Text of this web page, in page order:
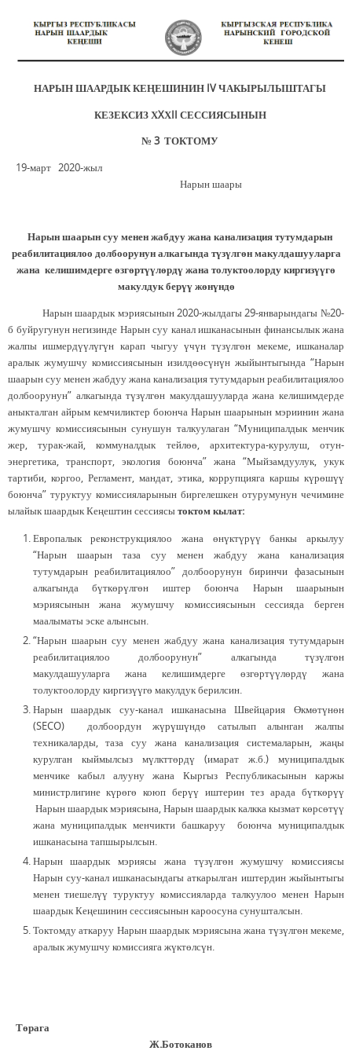
НАРЫН ШААРДЫК КЕҢЕШИНИН IVЧАКЫРЫЛЫШТАГЫ
КЕЗЕКСИЗ ХXХII СЕССИЯСЫНЫН
№ 3 ТОКТОМУ
19-март 2020-жыл
Нарын шаары
Нарыншаарынсуу менен жабдуу жана канализация тутумдарын
реабилитациялоо долбоорунуналкагында түзүлгөн макулдашууларга
жана келишимдерге өзгөртүүлөрдү жана толуктоолорду киргизүүгө
макулдук берүүжөнүндө
Нарын шаардык мэриясынын 2020-жылдагы 29-январындагы №20-
б буйругунун негизинде Нарын суу канал ишканасынын финансылык жана
жалпы ишмердүүлүгүн карап чыгуу үчүн түзүлгөн мекеме, ишканалар
аралык жумушчу комиссиясынын изилдөөсүнүн жыйынтыгында “Нарын
шаарын суу менен жабдуу жана канализация тутумдарын реабилитациялоо
долбоорунун” алкагында түзүлгөн макулдашууларда жана келишимдерде
аныкталган айрым кемчиликтер боюнча Нарын шаарынын мэриинин жана
жумушчу комиссиясынын сунушун талкуулаган “Муниципалдык менчик
жер, турак-жай, коммуналдык тейлөө, архитектура-курулуш, отун-
энергетика, транспорт, экология боюнча” жана “Мыйзамдуулук, укук
тартиби, коргоо, Регламент, мандат, этика, коррупцияга каршы күрөшүү
боюнча” туруктуу комиссияларынын биргелешкен отурумунун чечимине
ылайык шаардык Кеңештин сессиясытоктом кылат:
Европалык реконструкциялоо жана өнүктүрүү банкы аркылуу
“Нарын шаарын таза суу менен жабдуу жана канализация
тутумдарын реабилитациялоо” долбоорунун биринчи фазасынын
алкагында бүткөрүлгөн иштер боюнча Нарын шаарынын
мэриясынын жана жумушчу комиссиясынын сессияда берген
маалыматы эске алынсын.
“Нарын шаарын суу менен жабдуу жана канализация тутумдарын
реабилитациялоо долбоорунун” алкагында түзүлгөн
макулдашууларга жана келишимдерге өзгөртүүлөрдү жана
толуктоолорду киргизүүгө макулдук берилсин.
Нарын шаардык суу-канал ишканасына Швейцария Өкмөтүнөн
(SECO) долбоордун жүрүшүндө сатылып алынган жалпы
техникаларды, таза суу жана канализация системаларын, жаңы
курулган кыймылсыз мүлкттөрдү (имарат ж.б.) муниципалдык
менчике кабыл алууну жана Кыргыз Республикасынын каржы
министрлигине күрөгө коюп берүү иштерин тез арада бүткөрүү
Нарын шаардык мэриясына, Нарын шаардык калкка кызмат көрсөтүү
жана муниципалдык менчикти башкаруу боюнча муниципалдык
ишканасына тапшырылсын.
Нарын шаардык мэриясы жана түзүлгөн жумушчу комиссиясы
Нарын суу-канал ишканасындагы аткарылган иштердин жыйынтыгы
менен тиешелүү туруктуу комиссияларда талкуулоо менен Нарын
шаардык Кеңешинин сессиясынын кароосуна сунушталсын.
Токтомду аткаруу Нарын шаардык мэриясына жана түзүлгөн мекеме,
аралык жумушчу комиссияга жүктөлсүн.
Төрага
Ж.Ботоканов